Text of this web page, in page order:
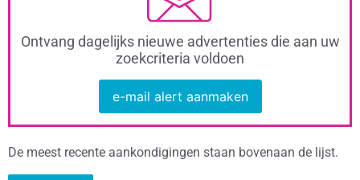
Ontvang dagelijks nieuwe advertenties die aan uw
zoekcriteria voldoen
e-mail alert aanmaken
De meest recente aankondigingen staan bovenaan de lijst.